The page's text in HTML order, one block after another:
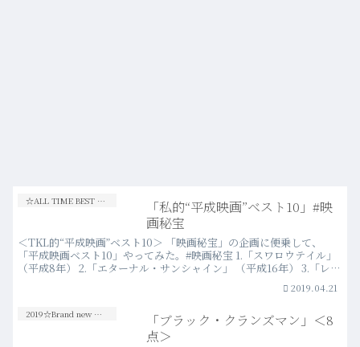
☆ALL TIME BEST CINEMA 100☆
「私的“平成映画”ベスト10」#映
画秘宝
＜TKL的“平成映画”ベスト10＞ 「映画秘宝」の企画に便乗して、
「平成映画ベスト10」やってみた。#映画秘宝 1.「スワロウテイル」
（平成8年） 2.「エターナル・サンシャイン」 （平成16年） 3.「レオ
2019.04.21
2019☆Brand new Movies
「ブラック・クランズマン」＜8
点＞